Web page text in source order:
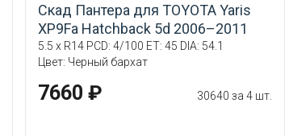
Скад Пантера для TOYOTA Yaris
XP9Fa Hatchback 5d 2006–2011
5.5 x R14 PCD: 4/100 ET: 45 DIA: 54.1
Цвет: Черный бархат
7660 ₽ 30640 за 4 шт.